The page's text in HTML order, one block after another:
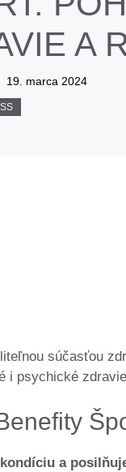
A
19. marca 2024
súčasťou
i psychické
a